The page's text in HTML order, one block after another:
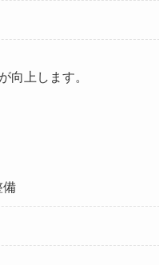
上します。
備